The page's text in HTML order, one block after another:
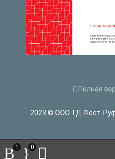
Полная
2023 © ООО ТД Фёст-
1 0